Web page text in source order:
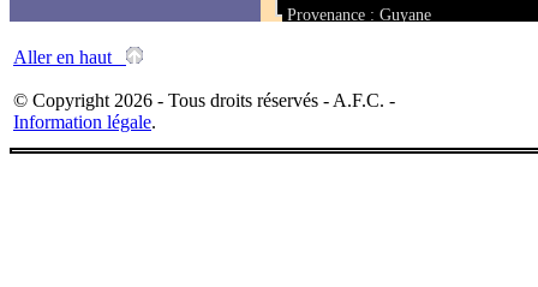
Provenance : Guyane
Aller en haut
© Copyright 2026 - Tous droits réservés - A.F.C. -
Information légale.